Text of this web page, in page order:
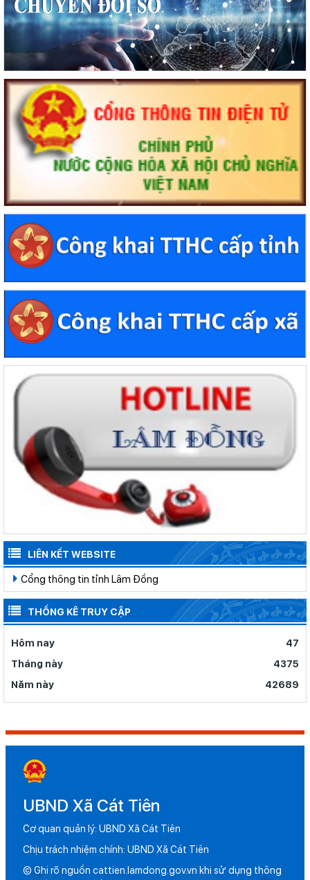
LIÊN KẾT WEBSITE
Cổng thông tin tỉnh Lâm Đồng
THỐNG KÊ TRUY CẬP
Hôm nay
47
Tháng này
4375
Năm này
42689
UBND Xã Cát Tiên
Cơ quan quản lý: UBND Xã Cát Tiên
Chịu trách nhiệm chính: UBND Xã Cát Tiên
© Ghi rõ nguồn cattien.lamdong.gov.vn khi sử dụng thông